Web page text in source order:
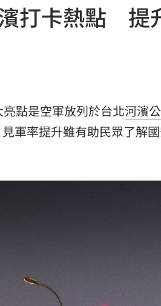
濱打卡熱點 提
點是空軍放列於台北河濱
軍率提升雖有助民眾了解